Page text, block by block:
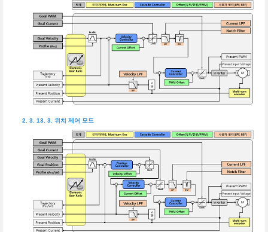
위치 제어 모드